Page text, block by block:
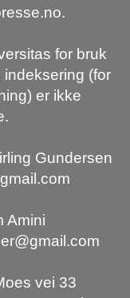
for bruk
(for
er ikke
Gundersen
Amini
vei 33